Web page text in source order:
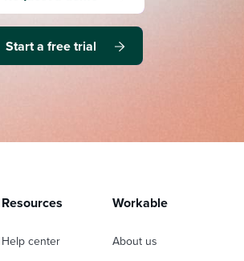
Start a free trial
Resources
Help center
Workable
About us